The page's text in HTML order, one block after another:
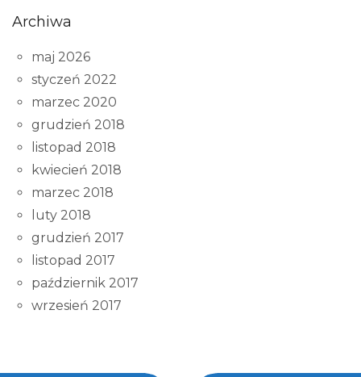
Archiwa
maj 2026
styczeń 2022
marzec 2020
grudzień 2018
listopad 2018
kwiecień 2018
marzec 2018
luty 2018
grudzień 2017
listopad 2017
październik 2017
wrzesień 2017